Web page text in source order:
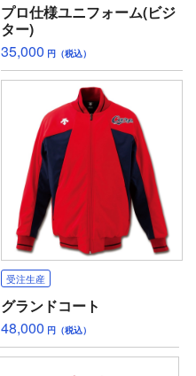
プロ仕様ユニフォーム(ビジ
ター)
35,000 円（税込）
受注生産
グランドコート
48,000 円（税込）